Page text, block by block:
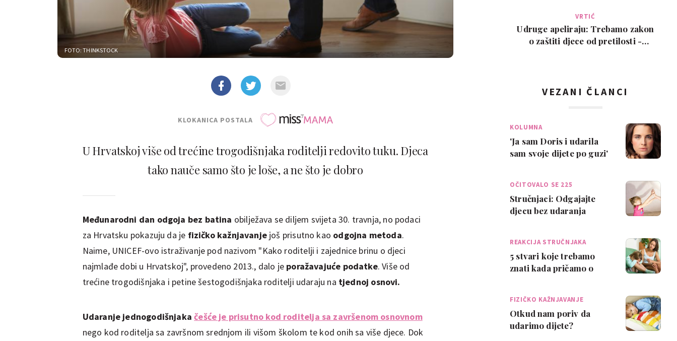
FOTO: THINKSTOCK
KLOKANICA POSTALA
U Hrvatskoj više od trećine trogodišnjaka roditelji redovito tuku. Djeca
tako nauče samo što je loše, a ne što je dobro
Međunarodni dan odgoja bez batina obilježava se diljem svijeta 30. travnja, no podaci
za Hrvatsku pokazuju da je fizičko kažnjavanje još prisutno kao odgojna metoda.
Naime, UNICEF-ovo istraživanje pod nazivom "Kako roditelji i zajednice brinu o djeci
najmlađe dobi u Hrvatskoj", provedeno 2013., dalo je poražavajuće podatke. Više od
trećine trogodišnjaka i petine šestogodišnjaka roditelji udaraju na tjednoj osnovi.
Udaranje jednogodišnjakačešće je prisutno kod roditelja sa završenom osnovnom
nego kod roditelja sa završnom srednjom ili višom školom te kod onih sa više djece. Dok
VRTIĆ
Udruge apeliraju: Trebamo zakon
o zaštiti djece od pretilosti -
VEZANI ČLANCI
KOLUMNA
'Ja sam Doris i udarila
sam svoje dijete po guzi'
OČITOVALO SE 225
Stručnjaci: Odgajajte
djecu bez udaranja
REAKCIJA STRUČNJAKA
5 stvari koje trebamo
znati kada pričamo o
FIZIČKO KAŽNJAVANJE
Otkud nam poriv da
udarimo dijete?